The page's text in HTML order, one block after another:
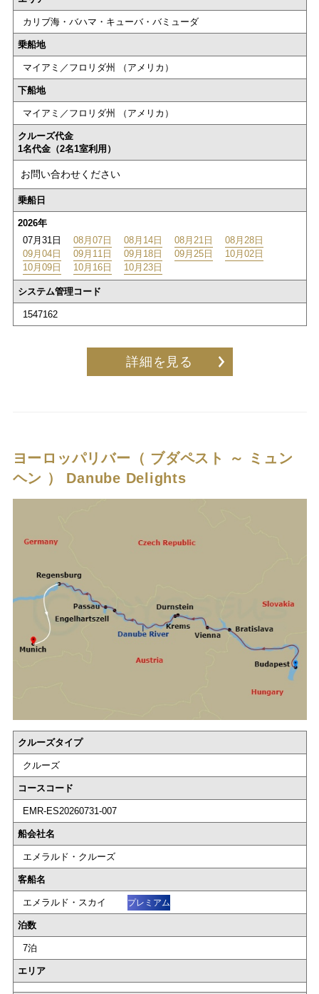
カリブ海・バハマ・キューバ・バミューダ
乗船地
マイアミ／フロリダ州 （アメリカ）
下船地
マイアミ／フロリダ州 （アメリカ）
クルーズ代金
1名代金（2名1室利用）
お問い合わせください
乗船日
2026年
07月31日
08月07日 08月14日 08月21日
08月28日
09月04日
09月11日 09月18日 09月25日
10月02日
10月09日
10月16日 10月23日
システム管理コード
1547162
詳細を見る
ヨーロッパリバー（ ブダペスト ～ ミュン
ヘン ） Danube Delights
クルーズタイプ
クルーズ
コースコード
EMR-ES20260731-007
船会社名
エメラルド・クルーズ
客船名
エメラルド・スカイ プレミアム
泊数
7泊
エリア